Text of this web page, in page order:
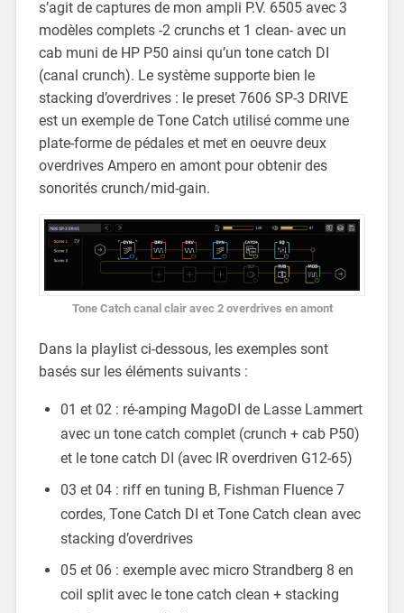
s’agit de captures de mon ampli P.V. 6505 avec 3
modèles complets -2 crunchs et 1 clean- avec un
cab muni de HP P50 ainsi qu’un tone catch DI
(canal crunch). Le système supporte bien le
stacking d’overdrives : le preset 7606 SP-3 DRIVE
est un exemple de Tone Catch utilisé comme une
plate-forme de pédales et met en oeuvre deux
overdrives Ampero en amont pour obtenir des
sonorités crunch/mid-gain.
Tone Catch canal clair avec 2 overdrives en amont
Dans la playlist ci-dessous, les exemples sont
basés sur les éléments suivants :
01 et 02 : ré-amping MagoDI de Lasse Lammert
avec un tone catch complet (crunch + cab P50)
et le tone catch DI (avec IR overdriven G12-65)
03 et 04 : riff en tuning B, Fishman Fluence 7
cordes, Tone Catch DI et Tone Catch clean avec
stacking d’overdrives
05 et 06 : exemple avec micro Strandberg 8 en
coil split avec le tone catch clean + stacking